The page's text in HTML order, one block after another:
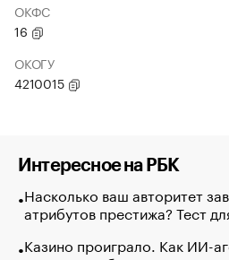
ОКФС
16
ОКОГУ
4210015
Интересное на РБК
Насколько ваш авторитет
атрибутов престижа? Тест
Казино проиграло. Как ИИ-